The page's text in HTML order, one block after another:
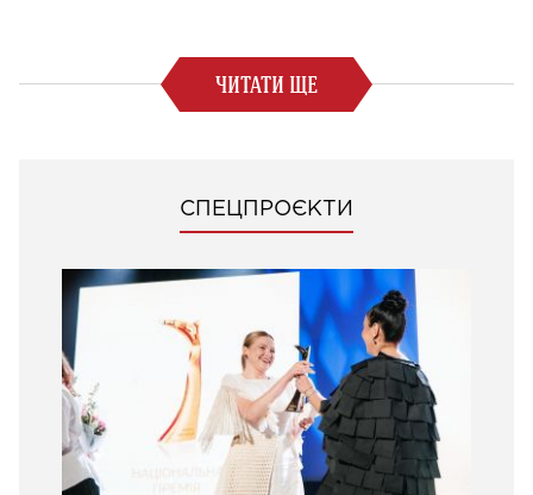
ЧИТАТИ ЩЕ
СПЕЦПРОЄКТИ